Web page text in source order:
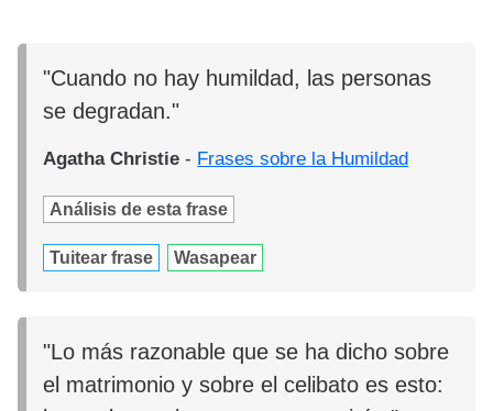
"Cuando no hay humildad, las personas
se degradan."
Agatha Christie - Frases sobre la Humildad
Análisis de esta frase
Tuitear frase Wasapear
"Lo más razonable que se ha dicho sobre
el matrimonio y sobre el celibato es esto: